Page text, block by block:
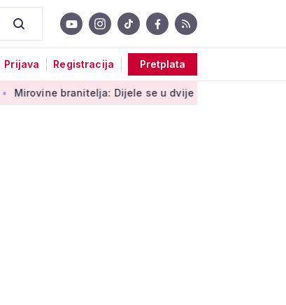
Prijava Registracija Pretplata
Dijele se u dvije kategorije, a prima ih oko